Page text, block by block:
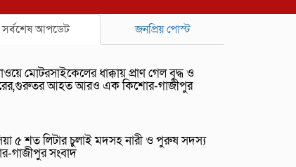
সর্বশেষ আপডেট জনপ্রিয় পোস্ট
মোটরসাইকেলের ধাক্কায় প্রাণ গেল বৃদ্ধ ও
আহত আরও এক কিশোর-গাজীপুর
৫ শত লিটার চুলাই মদসহ নারী ও পুরুষ সদস্য
গাজীপুর সংবাদ